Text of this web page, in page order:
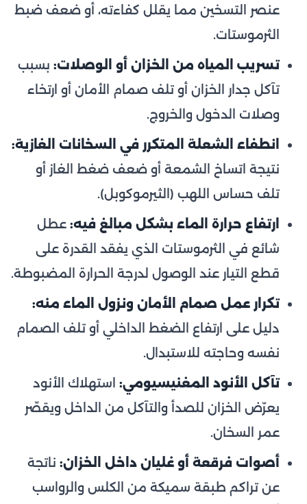
عنصر التسخين مما يقلل كفاءته، أو ضعف ضبط
الثرموستات.
تسريب المياه من الخزان أو الوصلات: بسبب
تآكل جدار الخزان أو تلف صمام الأمان أو ارتخاء
وصلات الدخول والخروج.
انطفاء الشعلة المتكرر في السخانات الغازية:
نتيجة اتساخ الشمعة أو ضعف ضغط الغاز أو
تلف حساس اللهب (الثيرموكوبل).
ارتفاع حرارة الماء بشكل مبالغ فيه: عطل
شائع في الثرموستات الذي يفقد القدرة على
قطع التيار عند الوصول لدرجة الحرارة المضبوطة.
تكرار عمل صمام الأمان ونزول الماء منه:
دليل على ارتفاع الضغط الداخلي أو تلف الصمام
نفسه وحاجته للاستبدال.
تآكل الأنود المغنيسيومي: استهلاك الأنود
يعرّض الخزان للصدأ والتآكل من الداخل ويقصّر
عمر السخان.
أصوات فرقعة أو غليان داخل الخزان: ناتجة
عن تراكم طبقة سميكة من الكلس والرواسب